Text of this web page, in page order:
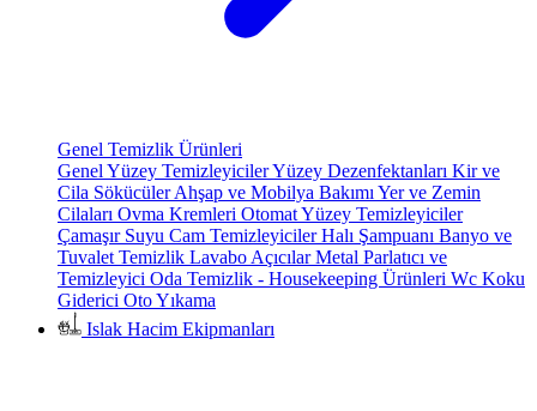
Genel Temizlik Ürünleri
Genel Yüzey TemizleyicilerYüzey Dezenfektanları Kir ve
Cila SökücülerAhşap ve Mobilya Bakımı Yer ve Zemin
Cilaları Ovma Kremleri Otomat Yüzey Temizleyiciler
Çamaşır Suyu Cam TemizleyicilerHalı Şampuanı Banyo ve
Tuvalet Temizlik Lavabo AçıcılarMetal Parlatıcı ve
Temizleyici Oda Temizlik - Housekeeping Ürünleri Wc Koku
Giderici Oto Yıkama
Islak Hacim Ekipmanları